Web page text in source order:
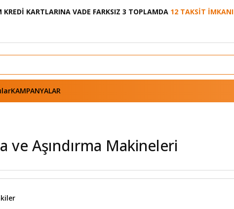
KREDİ KARTLARINA VADE FARKSIZ 3 TOPLAMDA 12 TAKSİT İMKANI
KAMPANYALAR
ve Aşındırma Makineleri